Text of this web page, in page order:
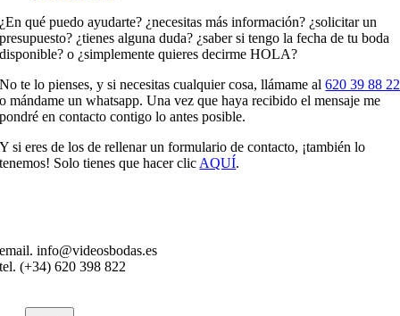
¿En qué puedo ayudarte? ¿necesitas más información? ¿solicitar un
presupuesto? ¿tienes alguna duda? ¿saber si tengo la fecha de tu boda
disponible? o ¿simplemente quieres decirme HOLA?
No te lo pienses, y si necesitas cualquier cosa, llámame al620 39 88 22
o mándame un whatsapp. Una vez que haya recibido el mensaje me
pondré en contacto contigo lo antes posible.
Y si eres de los de rellenar un formulario de contacto, ¡también lo
tenemos! Solo tienes que hacer clic AQUÍ.
email. info@videosbodas.es
tel. (+34) 620 398 822